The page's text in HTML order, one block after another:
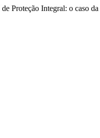
Proteção Integral: o caso